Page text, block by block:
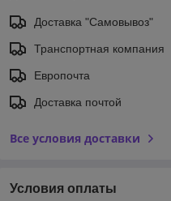
Доставка "Самовывоз"
Транспортная компания
Европочта
Доставка почтой
Все условия доставки
Условия оплаты